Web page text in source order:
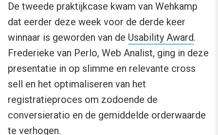
De tweede praktijkcase kwam van Wehkamp
dat eerder deze week voor de derde keer
winnaar is geworden van de Usability Award.
Frederieke van Perlo, Web Analist, ging in deze
presentatie in op slimme en relevante cross
sell en het optimaliseren van het
registratieproces om zodoende de
conversieratio en de gemiddelde orderwaarde
te verhogen.